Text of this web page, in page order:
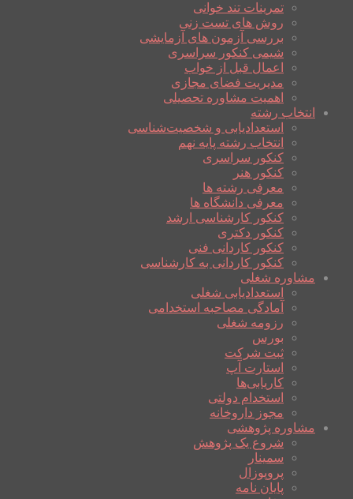
تمرینات تند خوانی
روش های تست زنی
بررسی آزمون های آزمایشی
شیمی کنکور سراسری
اعمال قبل از خواب
مدیریت فضای مجازی
اهمیت مشاوره تحصیلی
انتخاب رشته
استعدادیابی و شخصیت‌شناسی
انتخاب رشته پایه نهم
کنکور سراسری
کنکور هنر
معرفی رشته ها
معرفی دانشگاه ها
کنکور کارشناسی ارشد
کنکور دکتری
کنکور کاردانی فنی
کنکور کاردانی به کارشناسی
مشاوره شغلی
استعدادیابی شغلی
آمادگی مصاحبه استخدامی
رزومه شغلی
بورس
ثبت شرکت
استارت آپ
کاریابی‌ها
استخدام دولتی
مجوز داروخانه
مشاوره پژوهشی
شروع یک پژوهش
سمینار
پروپوزال
پایان نامه